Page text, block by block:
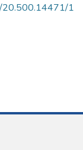
20.500.14471/1